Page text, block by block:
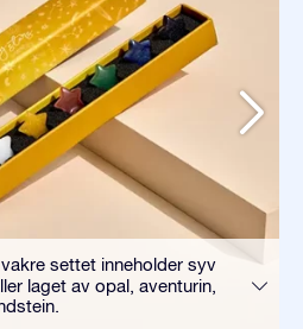
settet inneholder syv
laget av opal, aventurin,